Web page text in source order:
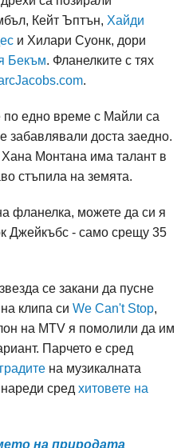
Кейт Ъптън, Хайди
и Хилари Суонк, дори
Бекъм. Фланелките с тях
.
по едно време с Майли са
забавлявали доста заедно.
Монтана има талант в
стъпила на земята.
фланелка, можете да си я
Джейкъбс - само срещу 35
се закани да пусне
клипа си We Can't Stop,
на MTV я помолили да им
Парчето е сред
на музикалната
сред хитовете на
на природата